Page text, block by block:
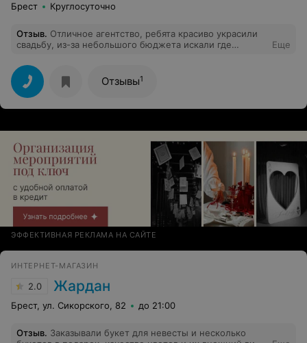
Брест Круглосуточно
Отзыв. Отличное агентство, ребята красиво украсили
свадьбу, из-за небольшого бюджета искали где
ожидания, так держать, молодцы!
Еще
Отзывы1
ЭФФЕКТИВНАЯ РЕКЛАМА НА САЙТЕ
ИНТЕРНЕТ-МАГАЗИН
2.0 Жардан
Брест, ул. Сикорского, 82 до 21:00
Отзыв. Заказывали букет для невесты и несколько